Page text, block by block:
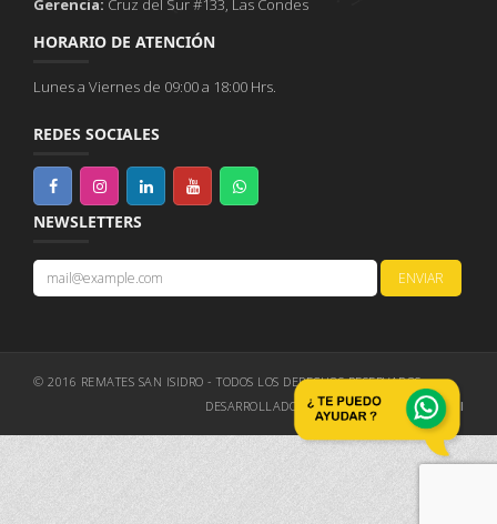
Gerencia: Cruz del Sur #133, Las Condes
HORARIO DE ATENCIÓN
Lunes a Viernes de 09:00 a 18:00 Hrs.
REDES SOCIALES
NEWSLETTERS
© 2016 REMATES SAN ISIDRO - TODOS LOS DERECHOS RESERVADOS
DESARROLLADO Y DISEÑADO POR
EXPERTTI